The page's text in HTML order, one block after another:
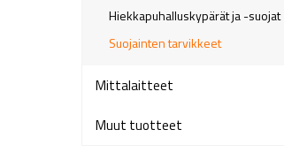
Hiekkapuhalluskypärät ja -suojat
Suojainten tarvikkeet
Mittalaitteet
Muut tuotteet